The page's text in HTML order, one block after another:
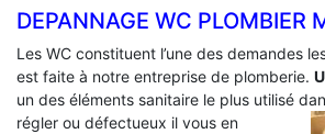
DEPANNAGE WC PLOMBIER
Les WC constituent l’une des demandes
est faite à notre entreprise de plomberie.
un des éléments sanitaire le plus utilisé
régler ou défectueux il vous en